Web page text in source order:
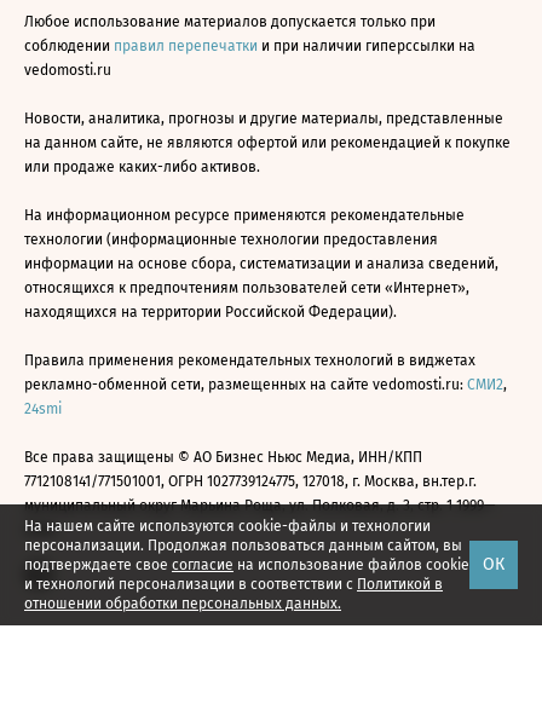
На нашем сайте используются cookie-файлы и технологии
персонализации. Продолжая пользоваться данным сайтом, вы
подтверждаете свое согласие на использование файлов cookie
и технологий персонализации в соответствии с Политикой в
отношении обработки персональных данных.
ОК
Любое использование материалов допускается только при
соблюдении правил перепечатки и при наличии гиперссылки на
vedomosti.ru
Новости, аналитика, прогнозы и другие материалы, представленные
на данном сайте, не являются офертой или рекомендацией к покупке
или продаже каких-либо активов.
На информационном ресурсе применяются рекомендательные
технологии (информационные технологии предоставления
информации на основе сбора, систематизации и анализа сведений,
относящихся к предпочтениям пользователей сети «Интернет»,
находящихся на территории Российской Федерации).
Правила применения рекомендательных технологий в виджетах
рекламно-обменной сети, размещенных на сайте vedomosti.ru: СМИ2,
24smi
Все права защищены © АО Бизнес Ньюс Медиа, ИНН/КПП
7712108141/771501001, ОГРН 1027739124775, 127018, г. Москва, вн.тер.г.
муниципальный округ Марьина Роща, ул. Полковая, д. 3, стр. 1 1999—
2026